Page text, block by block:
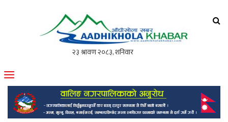
मोफसलकै लोकप्रिय अनलाइन पत्रिका